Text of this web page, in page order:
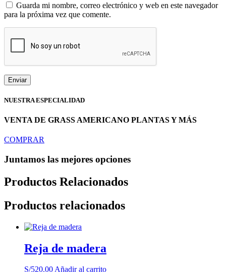
Guarda mi nombre, correo electrónico y web en este navegador
para la próxima vez que comente.
NUESTRA ESPECIALIDAD
VENTA DE GRASS AMERICANO PLANTAS Y MÁS
COMPRAR
Juntamos las mejores opciones
Productos Relacionados
Productos relacionados
Reja de madera
S/520.00Añadir al carrito